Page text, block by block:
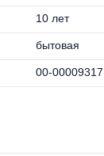
10 лет
бытовая
00-00009317